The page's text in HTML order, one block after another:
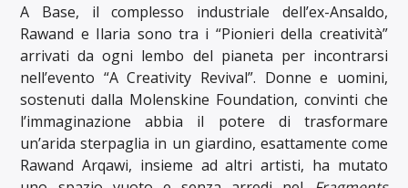
A Base, il complesso industriale dell’ex-Ansaldo,
Rawand e Ilaria sono tra i “Pionieri della creatività”
arrivati da ogni lembo del pianeta per incontrarsi
nell’evento “A Creativity Revival”. Donne e uomini,
sostenuti dalla Molenskine Foundation, convinti che
l’immaginazione abbia il potere di trasformare
un’arida sterpaglia in un giardino, esattamente come
Rawand Arqawi, insieme ad altri artisti, ha mutato